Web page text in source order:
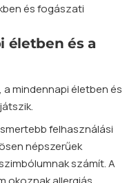
és fogászati
életben és a
a mindennapi életben és
felhasználási
népszerűek
számít. A